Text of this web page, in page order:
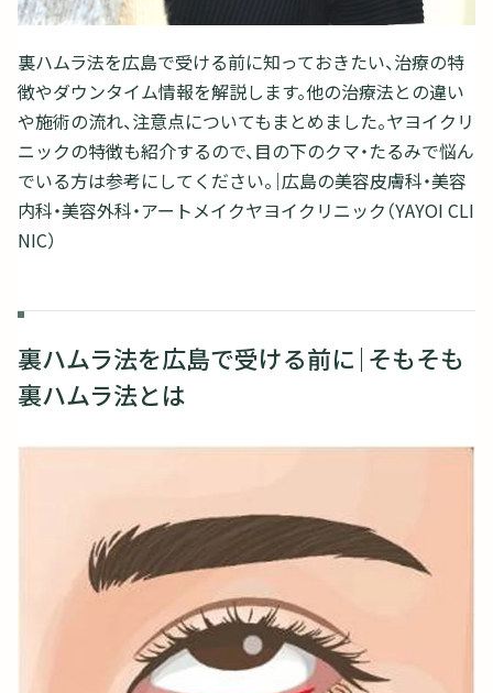
裏ハムラ法を広島で受ける前に知っておきたい、治療の特
徴やダウンタイム情報を解説します。他の治療法との違い
や施術の流れ、注意点についてもまとめました。ヤヨイクリ
ニックの特徴も紹介するので、目の下のクマ・たるみで悩ん
でいる方は参考にしてください。｜広島の美容皮膚科・美容
内科・美容外科・アートメイクヤヨイクリニック（YAYOI CLI
NIC）
裏ハムラ法を広島で受ける前に｜そもそも
裏ハムラ法とは